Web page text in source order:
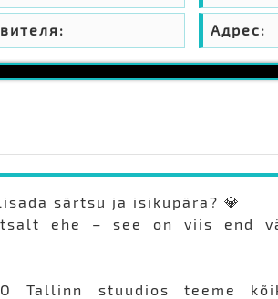
Адрес:
särtsu ja isikupära? 💎
ehe – see on viis end
Tallinn stuudios teeme